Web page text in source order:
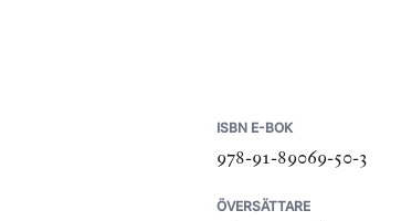
ISBN E-BOK
978-91-89069-50-3
ÖVERSÄTTARE